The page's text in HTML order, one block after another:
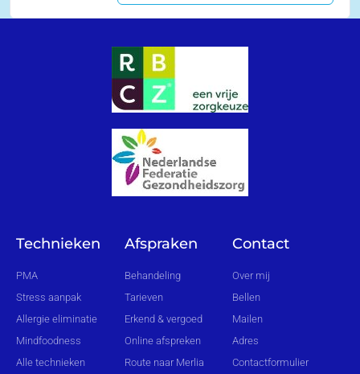
Technieken
PMA
Stress aanpak
Allergie eliminatie
Mindfoodness
Alle technieken
Afspraken
Behandeling
Tarieven
Erkend & vergoed
Online afspreken
Route naar Merlia
Contact
Over mij
Bellen
Mailen
Adres
Contactformulier